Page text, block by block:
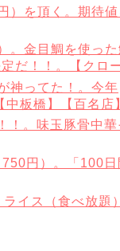
）を頂く。期待値
。金目鯛を使っ
だ！！。【クロー
神ってた！。今年
板橋】【百名店
！。味玉豚骨中華
円）。「100日
ライス（食べ放題